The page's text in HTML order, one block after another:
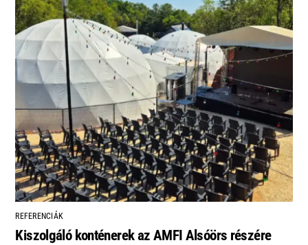
REFERENCIÁK
Kiszolgáló konténerek az AMFI Alsóörs részére